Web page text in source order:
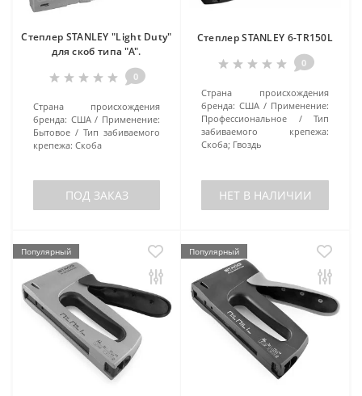
Степлер STANLEY "Light Duty"
для скоб типа "А".
0
Страна происхождения
бренда: США
Применение:
Бытовое
Тип забиваемого
крепежа: Скоба
ПОД ЗАКАЗ
Степлер STANLEY 6-TR150L
0
Страна происхождения
бренда: США
Применение:
Профессиональное
Тип
забиваемого крепежа:
Скоба; Гвоздь
НЕТ В НАЛИЧИИ
Популярный Популярный